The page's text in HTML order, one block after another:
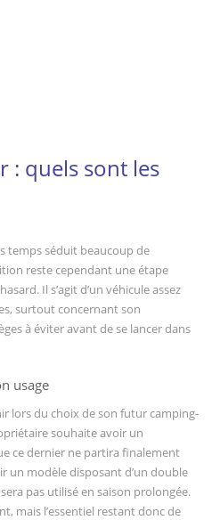
: quels sont les
temps séduit beaucoup de
reste cependant une étape
Il s’agit d’un véhicule assez
surtout concernant son
à éviter avant de se lancer dans
usage
lors du choix de son futur camping-
souhaite avoir un
ce dernier ne partira finalement
un modèle disposant d’un double
pas utilisé en saison prolongée.
mais l’essentiel restant donc de